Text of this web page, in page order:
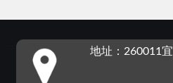
地址：260011